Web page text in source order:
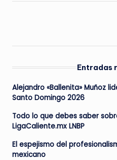
Entradas
Alejandro «Ballenita» Muñoz
Santo Domingo 2026
Todo lo que debes saber
LigaCaliente.mx LNBP
El espejismo del
mexicano